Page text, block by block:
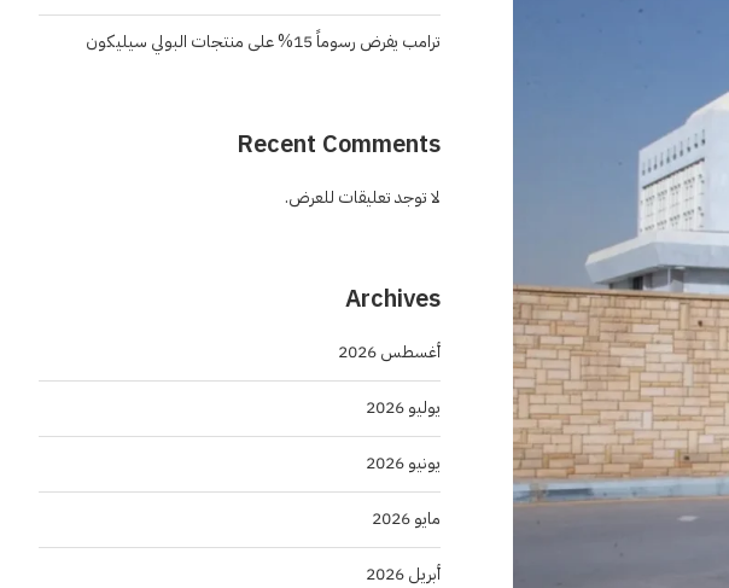
ترامب يفرض رسوماً 15% على منتجات البولي سيليكون
Recent Comments
لا توجد تعليقات للعرض.
Archives
أغسطس 2026
يوليو 2026
يونيو 2026
مايو 2026
أبريل 2026